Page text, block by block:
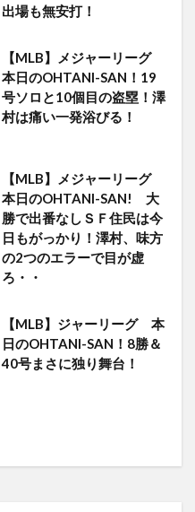
出場も無安打！
【MLB】メジャーリーグ
本日のOHTANI-SAN！19
号ソロと10個目の盗塁！澤
村は痛い一発浴びる！
【MLB】メジャーリーグ
本日のOHTANI-SAN! 大
勝で出番なしＳＦ住民は今
日もがっかり！澤村、味方
の2つのエラーで目が虚
ろ・・
【MLB】ジャーリーグ 本
日のOHTANI-SAN！8勝＆
40号まさに独り舞台！